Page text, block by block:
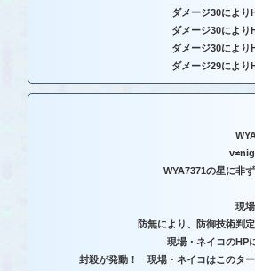
ダメージ30により
ダメージ30により
ダメージ30により
ダメージ29により
WYA7371の星に非
現
防無により、防御技術判
現場・ネイコのHP
封殺が発動！ 現場・ネイコはこのター